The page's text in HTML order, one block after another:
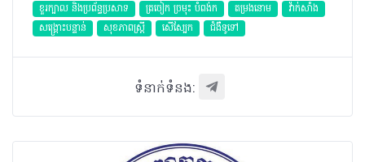
ខួរក្បាល និងប្រព័ន្ធប្រសាទ
ត្រចៀក ច្រមុះ បំពង់ក តម្រងនោម
វ៉ាក់សាំង
សង្គ្រោះបន្ទាន់
សុខភាពស្រ្តី សើស្បែក ជំងឺទូទៅ
ទំនាក់ទំនង: